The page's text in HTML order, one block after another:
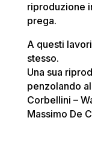
riproduzione
prega.
A questi
stesso.
Una sua
penzolando
Corbellini –
Massimo De